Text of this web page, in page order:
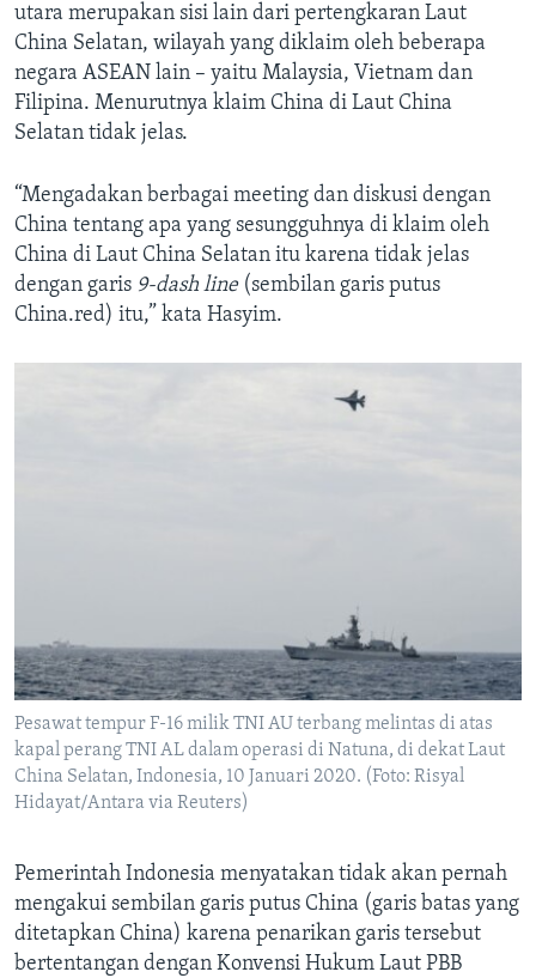
utara merupakan sisi lain dari pertengkaran Laut
China Selatan, wilayah yang diklaim oleh beberapa
negara ASEAN lain – yaitu Malaysia, Vietnam dan
Filipina. Menurutnya klaim China di Laut China
Selatan tidak jelas.
“Mengadakan berbagai meeting dan diskusi dengan
China tentang apa yang sesungguhnya di klaim oleh
China di Laut China Selatan itu karena tidak jelas
dengan garis 9-dash line (sembilan garis putus
China.red) itu,” kata Hasyim.
Pesawat tempur F-16 milik TNI AU terbang melintas di atas
kapal perang TNI AL dalam operasi di Natuna, di dekat Laut
China Selatan, Indonesia, 10 Januari 2020. (Foto: Risyal
Hidayat/Antara via Reuters)
Pemerintah Indonesia menyatakan tidak akan pernah
mengakui sembilan garis putus China (garis batas yang
ditetapkan China) karena penarikan garis tersebut
bertentangan dengan Konvensi Hukum Laut PBB